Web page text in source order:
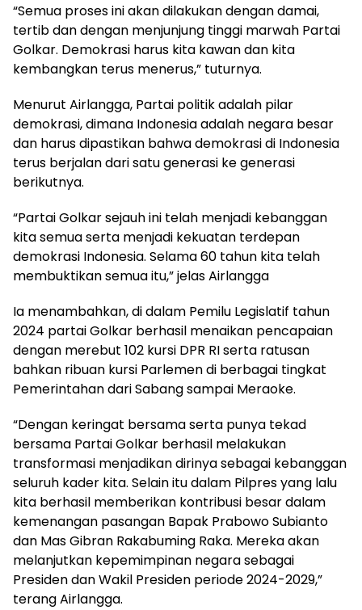
“Semua proses ini akan dilakukan dengan damai,
tertib dan dengan menjunjung tinggi marwah Partai
Golkar. Demokrasi harus kita kawan dan kita
kembangkan terus menerus,” tuturnya.
Menurut Airlangga, Partai politik adalah pilar
demokrasi, dimana Indonesia adalah negara besar
dan harus dipastikan bahwa demokrasi di Indonesia
terus berjalan dari satu generasi ke generasi
berikutnya.
“Partai Golkar sejauh ini telah menjadi kebanggan
kita semua serta menjadi kekuatan terdepan
demokrasi Indonesia. Selama 60 tahun kita telah
membuktikan semua itu,” jelas Airlangga
Ia menambahkan, di dalam Pemilu Legislatif tahun
2024 partai Golkar berhasil menaikan pencapaian
dengan merebut 102 kursi DPR RI serta ratusan
bahkan ribuan kursi Parlemen di berbagai tingkat
Pemerintahan dari Sabang sampai Meraoke.
“Dengan keringat bersama serta punya tekad
bersama Partai Golkar berhasil melakukan
transformasi menjadikan dirinya sebagai kebanggan
seluruh kader kita. Selain itu dalam Pilpres yang lalu
kita berhasil memberikan kontribusi besar dalam
kemenangan pasangan Bapak Prabowo Subianto
dan Mas Gibran Rakabuming Raka. Mereka akan
melanjutkan kepemimpinan negara sebagai
Presiden dan Wakil Presiden periode 2024-2029,”
terang Airlangga.